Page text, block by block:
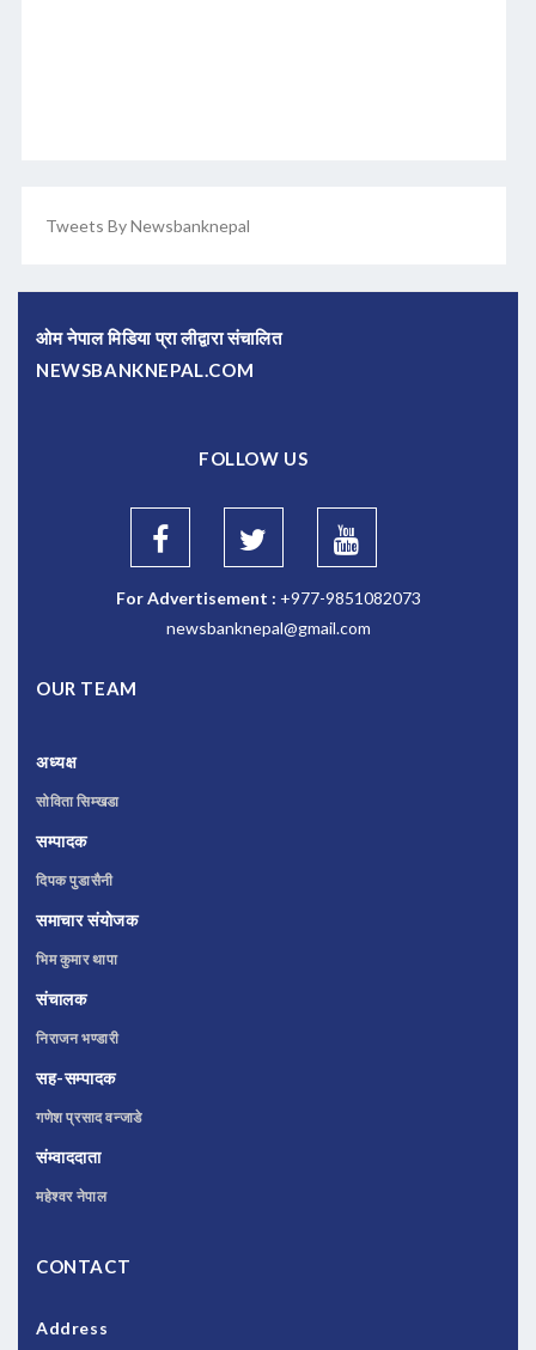
Tweets By Newsbanknepal
ओम नेपाल मिडिया प्रा लीद्वारा संचालित
NEWSBANKNEPAL.COM
FOLLOW US
For Advertisement : +977-9851082073
newsbanknepal@gmail.com
OUR TEAM
अध्यक्ष
सोविता सिम्खडा
सम्पादक
दिपक पुडासैनी
समाचार संयोजक
भिम कुमार थापा
संचालक
निराजन भण्डारी
सह-सम्पादक
गणेश प्रसाद वन्जाडे
संम्वाददाता
महेश्वर नेपाल
CONTACT
Address